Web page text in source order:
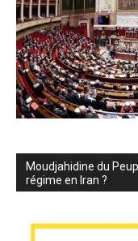
Moudjahidine du
régime en Iran ?